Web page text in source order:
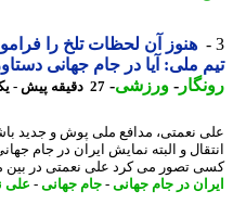
هنوز آن لحظات تلخ را
ملی: آیا در جام جهانی دستاورد
-ورزشی-27 دقیقه پیش - یکشنبه 18 مرداد 1405، 13:02
نعمتی، مدافع ملی پوش و جدید
و البته نمایش ایران در جام
تصور می کرد علی نعمتی در بین
در جام جهانی-جام جهانی-علی